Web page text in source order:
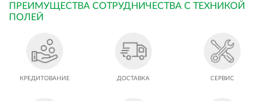
ПРЕИМУЩЕСТВА СОТРУДНИЧЕСТВА С ТЕХНИКОЙ
ПОЛЕЙ
КРЕДИТОВАНИЕ ДОСТАВКА СЕРВИС